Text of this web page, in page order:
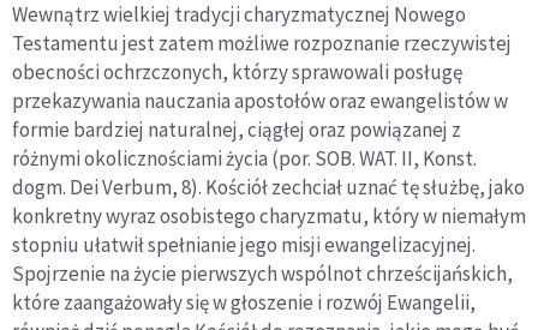
Wewnątrz wielkiej tradycji charyzmatycznej Nowego
Testamentu jest zatem możliwe rozpoznanie rzeczywistej
obecności ochrzczonych, którzy sprawowali posługę
przekazywania nauczania apostołów oraz ewangelistów w
formie bardziej naturalnej, ciągłej oraz powiązanej z
różnymi okolicznościami życia (por. SOB. WAT. II, Konst.
dogm. Dei Verbum, 8). Kościół zechciał uznać tę służbę, jako
konkretny wyraz osobistego charyzmatu, który w niemałym
stopniu ułatwił spełnianie jego misji ewangelizacyjnej.
Spojrzenie na życie pierwszych wspólnot chrześcijańskich,
które zaangażowały się w głoszenie i rozwój Ewangelii,